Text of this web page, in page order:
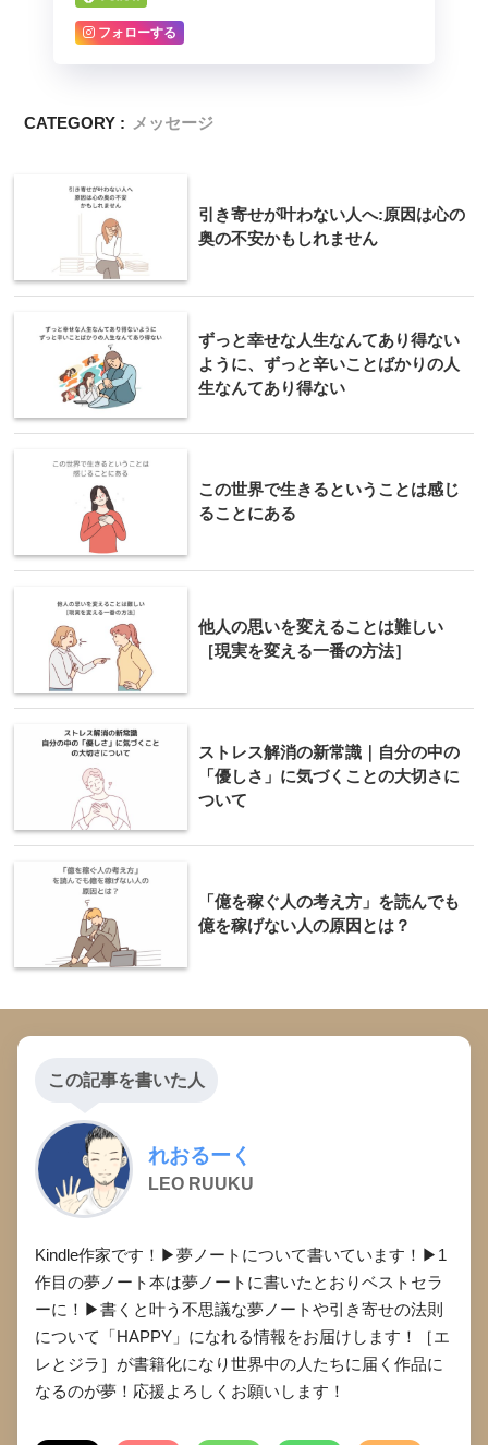
フォローする
CATEGORY : メッセージ
引き寄せが叶わない人へ:原因は心の
奥の不安かもしれません
ずっと幸せな人生なんてあり得ない
ように、ずっと辛いことばかりの人
生なんてあり得ない
この世界で生きるということは感じ
ることにある
他人の思いを変えることは難しい
［現実を変える一番の方法］
ストレス解消の新常識｜自分の中の
「優しさ」に気づくことの大切さに
ついて
「億を稼ぐ人の考え方」を読んでも
億を稼げない人の原因とは？
この記事を書いた人
れおるーく
LEO RUUKU
Kindle作家です！▶︎夢ノートについて書いています！▶︎1
作目の夢ノート本は夢ノートに書いたとおりベストセラ
ーに！▶︎書くと叶う不思議な夢ノートや引き寄せの法則
について「HAPPY」になれる情報をお届けします！［エ
レとジラ］が書籍化になり世界中の人たちに届く作品に
なるのが夢！応援よろしくお願いします！